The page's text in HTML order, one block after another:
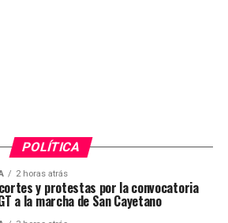
POLÍTICA
2 horas atrás
y protestas por la convocatoria
a la marcha de San Cayetano